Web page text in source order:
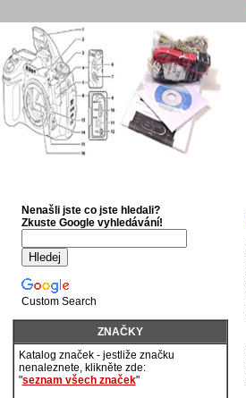
Nenašli jste co jste hledali?
Zkuste Google vyhledávání!
Custom Search
ZNAČKY
Katalog značek - jestliže značku
nenaleznete, klikněte zde:
"seznam všech značek"